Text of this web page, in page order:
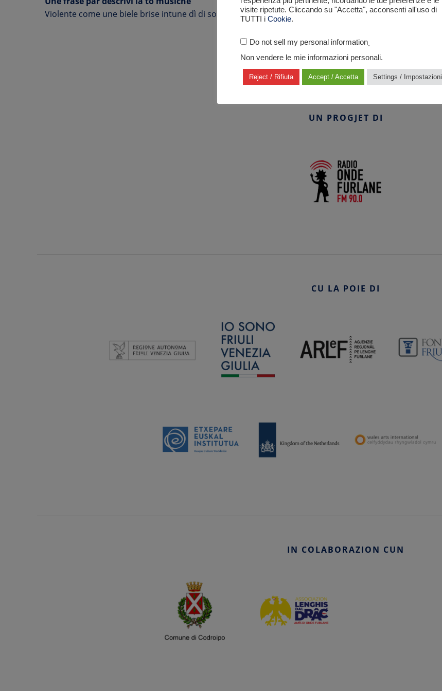
Violente come une biele brise intune dì di soreli in Antartide.
UN PROGJET DI
CU LA POIE DI
IN COLABORAZION CUN
visite ripetute. Cliccando su "Accetta", acconsenti all'uso di
TUTTI i Cookie.
Do not sell my personal information.
Non vendere le mie informazioni personali.
Reject / Rifiuta Accept / Accetta Settings / Impostazioni